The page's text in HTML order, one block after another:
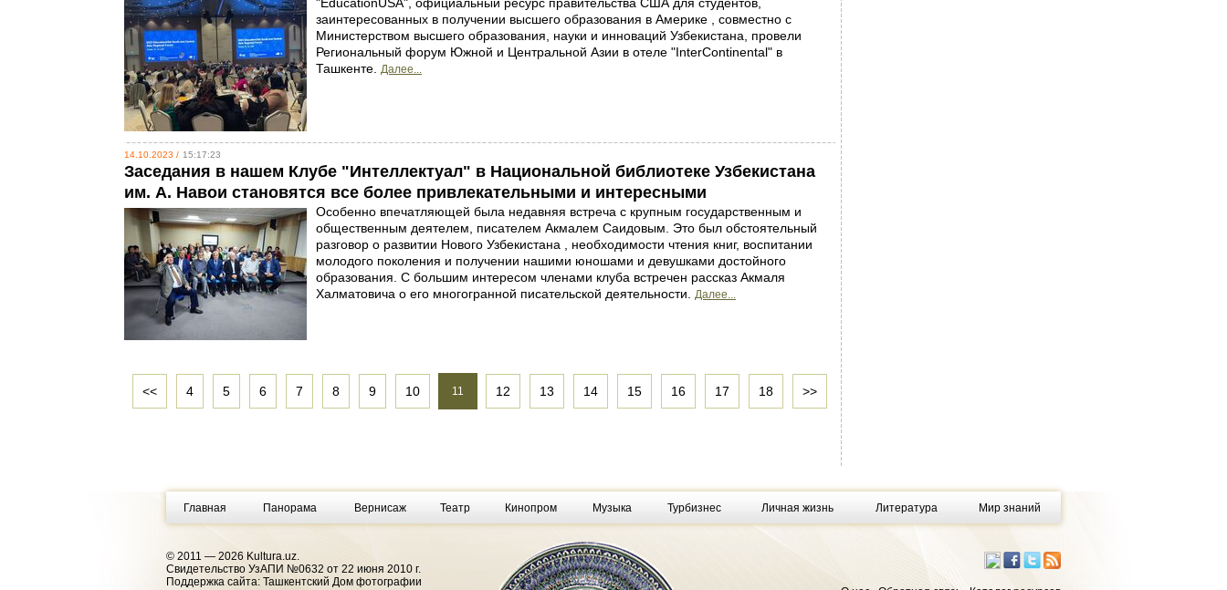
заинтересованных в получении высшего образования в Америке , совместно с
Министерством высшего образования, науки и инноваций Узбекистана, провели
Региональный форум Южной и Центральной Азии в отеле "InterContinental" в
Ташкенте. Далее...
14.10.2023 / 15:17:23
Заседания в нашем Клубе "Интеллектуал" в Национальной библиотеке Узбекистана
им. А. Навои становятся все более привлекательными и интересными
Особенно впечатляющей была недавняя встреча с крупным государственным и
общественным деятелем, писателем Акмалем Саидовым. Это был обстоятельный
разговор о развитии Нового Узбекистана , необходимости чтения книг, воспитании
молодого поколения и получении нашими юношами и девушками достойного
образования. С большим интересом членами клуба встречен рассказ Акмаля
Халматовича о его многогранной писательской деятельности. Далее...
<< 4 5 6 7 8 9 10 11 12 13 14 15 16 17 18 >>
Главная Панорама Вернисаж Театр Кинопром Музыка Турбизнес Личная жизнь Литература Мир знаний
© 2011 — 2026 Kultura.uz.
Cвидетельство УзАПИ №0632 от 22 июня 2010 г.
Поддержка сайта: Ташкентский Дом фотографии